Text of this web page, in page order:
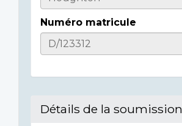
Numéro matricule
Détails de la soumission